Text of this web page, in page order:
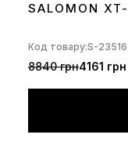
4041 42 43 44 45
SALOMON
Код товару:S-
8840 грн4161 грн